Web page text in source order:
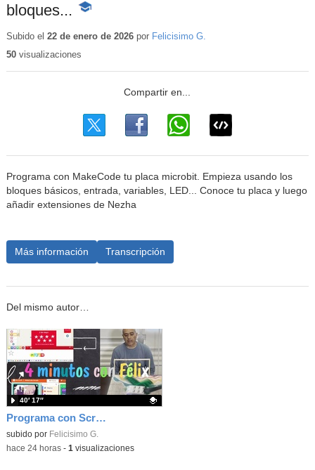
bloques...
-
educativo
Subido el 22 de enero de 2026por Felicisimo G.
50visualizaciones
Programa con MakeCode tu placa microbit. Empieza usando los
bloques básicos, entrada, variables, LED... Conoce tu placa y luego
añadir extensiones de Nezha
Más información Transcripción
Del mismo autor…
Programa con Scratch, 8 diferentes juegos para vivir la emoción de los partidos de España en el mundial 2026
Contenido educativo.
subido por Felicisimo G.
40′ 17″
-hace 24 horas- 1 visualizaciones